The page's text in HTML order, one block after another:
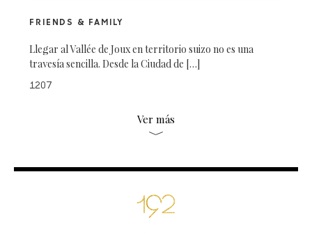
FRIENDS & FAMILY
Llegar al Vallée de Joux en territorio suizo no es una
travesía sencilla. Desde la Ciudad de […]
1207
Ver más